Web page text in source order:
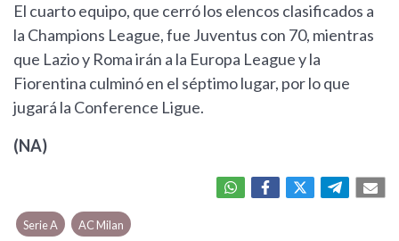
El cuarto equipo, que cerró los elencos clasificados a
la Champions League, fue Juventus con 70, mientras
que Lazio y Roma irán a la Europa League y la
Fiorentina culminó en el séptimo lugar, por lo que
jugará la Conference Ligue.
(NA)
Serie A AC Milan